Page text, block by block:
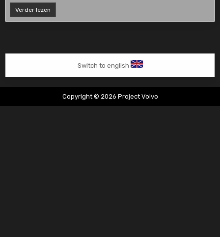
Verder lezen
s40
van
Switch to english
Copyright © 2026 Project Volvo